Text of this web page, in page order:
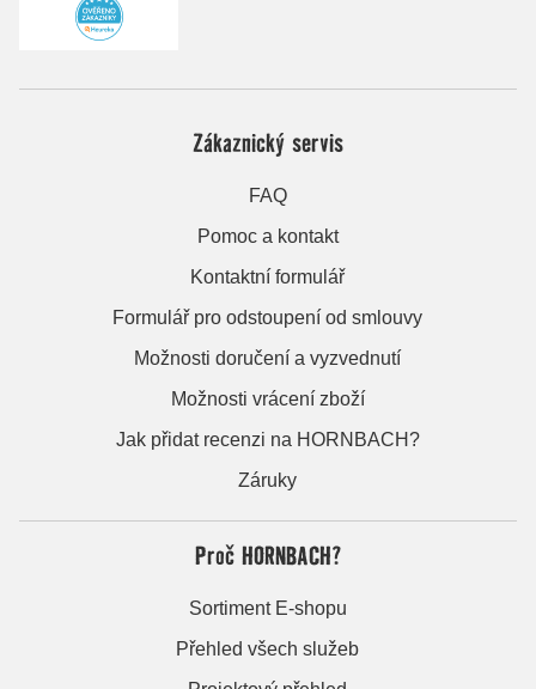
Zákaznický servis
FAQ
Pomoc a kontakt
Kontaktní formulář
Formulář pro odstoupení od smlouvy
Možnosti doručení a vyzvednutí
Možnosti vrácení zboží
Jak přidat recenzi na HORNBACH?
Záruky
Proč HORNBACH?
Sortiment E-shopu
Přehled všech služeb